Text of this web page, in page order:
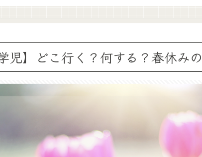
児】どこ行く？何する？春休み